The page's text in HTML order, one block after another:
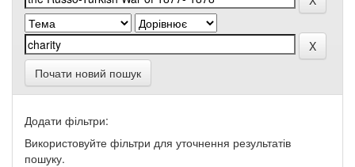
Почати новий пошук
Додати фільтри:
Використовуйте фільтри для уточнення результатів
пошуку.